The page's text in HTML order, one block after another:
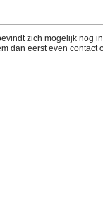
zich mogelijk nog
dan eerst even contact